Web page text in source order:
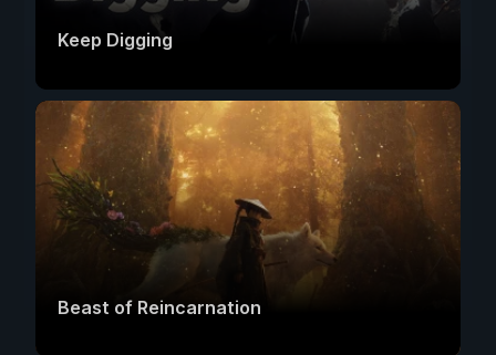
Keep Digging
Beast of Reincarnation